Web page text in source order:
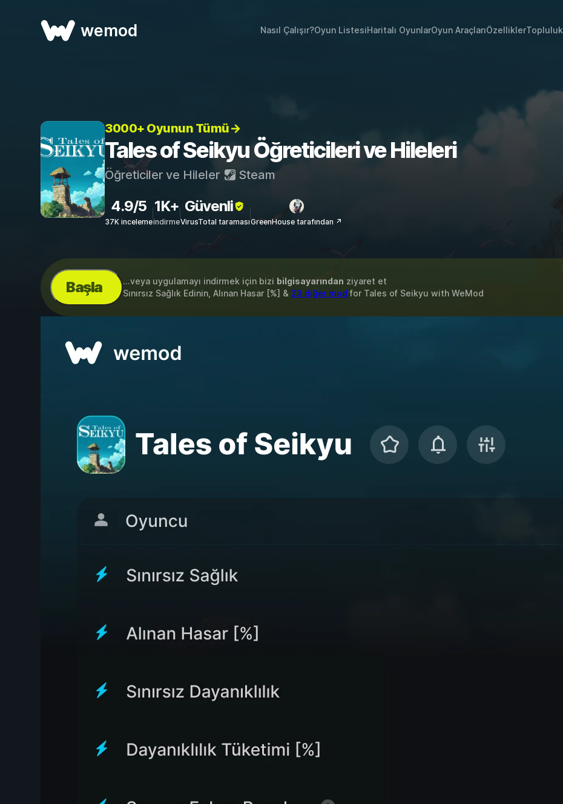
wemod Nasıl Çalışır?Oyun ListesiHaritalı OyunlarOyun AraçlarıÖzelliklerTopluluk
3000+ Oyunun Tümü→
Tales of Seikyu Öğreticileri ve Hileleri
Öğreticiler ve Hileler Steam
4.9/5
37K inceleme
1K+
indirme
Güvenli
VirusTotal taramasıGreenHouse tarafından ↗
Başla ...veya uygulamayı indirmek için bizi bilgisayarından ziyaret et
Sınırsız Sağlık Edinin, Alınan Hasar [%] & 23 diğer mod for Tales of Seikyu with WeMod